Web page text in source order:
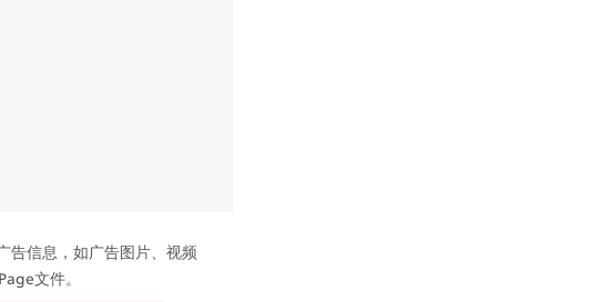
信息，如广告图片、视频
文件。